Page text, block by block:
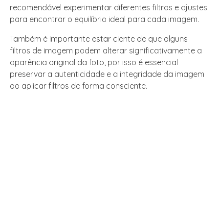
recomendável experimentar diferentes filtros e ajustes
para encontrar o equilíbrio ideal para cada imagem.
Também é importante estar ciente de que alguns
filtros de imagem podem alterar significativamente a
aparência original da foto, por isso é essencial
preservar a autenticidade e a integridade da imagem
ao aplicar filtros de forma consciente.